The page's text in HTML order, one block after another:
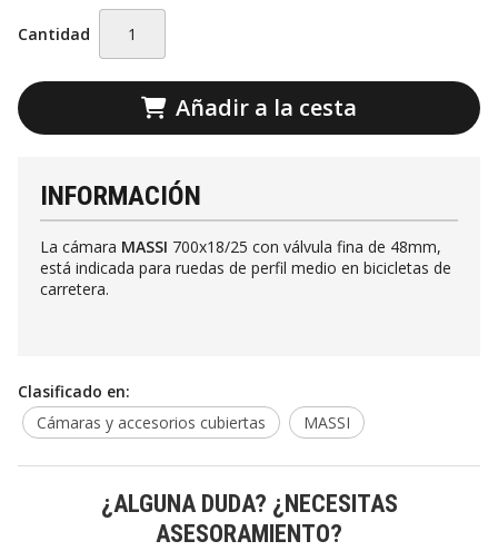
Cantidad
Añadir a la cesta
INFORMACIÓN
La cámara MASSI 700x18/25 con válvula fina de 48mm,
está indicada para ruedas de perfil medio en bicicletas de
carretera.
Clasificado en:
Cámaras y accesorios cubiertas
MASSI
¿ALGUNA DUDA? ¿NECESITAS
ASESORAMIENTO?